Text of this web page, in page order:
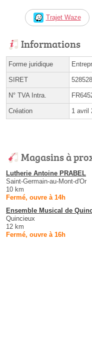
Trajet Waze
Informations
Forme juridique
SIRET
N° TVA Intra.
Création 1 avril
Magasins à
Lutherie Antoine PRABEL
Saint-Germain-au-Mont-d'Or
10 km
Fermé, ouvre à 14h
Ensemble Musical de
Quincieux
12 km
Fermé, ouvre à 16h